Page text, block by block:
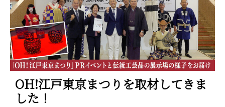
OH!江戸東京まつりを取材してきま
した！